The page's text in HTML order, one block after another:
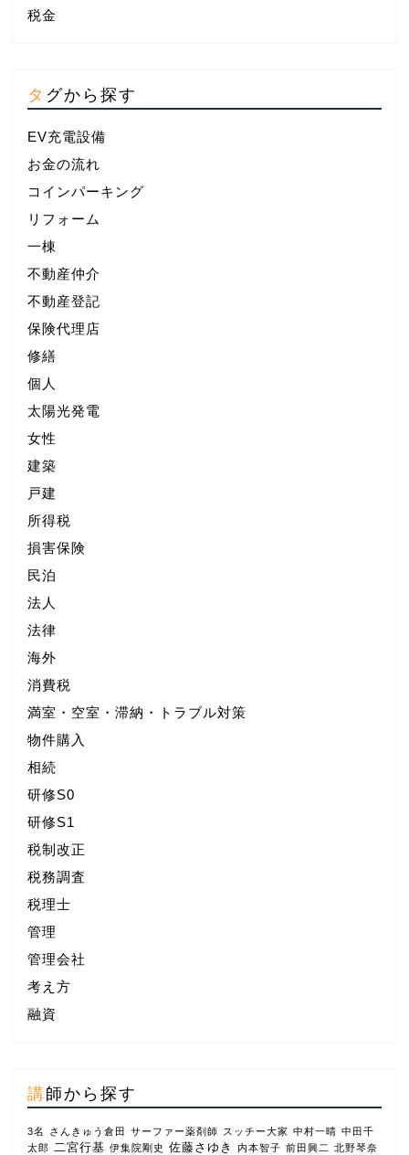
税金
タグから探す
EV充電設備
お金の流れ
コインパーキング
リフォーム
一棟
不動産仲介
不動産登記
保険代理店
修繕
個人
太陽光発電
女性
建築
戸建
所得税
損害保険
民泊
法人
法律
海外
消費税
満室・空室・滞納・トラブル対策
物件購入
相続
研修S0
研修S1
税制改正
税務調査
税理士
管理
管理会社
考え方
融資
講師から探す
3名 さんきゅう倉田 サーファー薬剤師 スッチー大家 中村一晴 中田千
太郎
二宮行基 伊集院剛史 佐藤さゆき 内本智子 前田興二 北野琴奈